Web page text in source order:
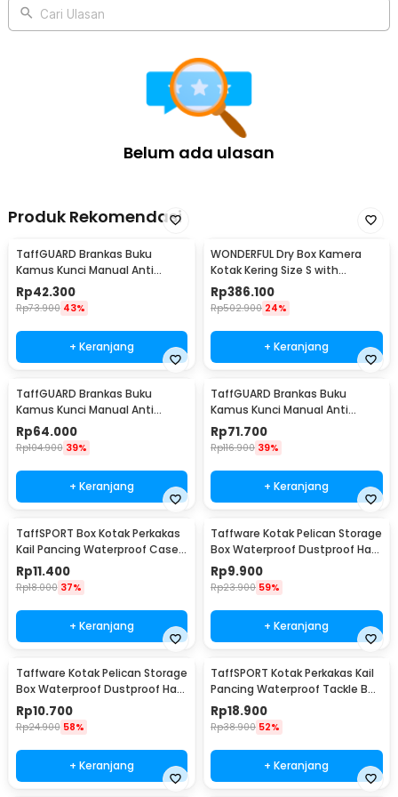
Rincian yang Anda dapatkan untuk pembelian produk ini:
Cari Ulasan
Belum ada ulasan
Produk Rekomendasi
TaffGUARD Brankas Buku
Kamus Kunci Manual Anti
Maling Hidden Safe Box Kecil -
KB-10L
Rp42.300
Rp73.900 43%
+ Keranjang
WONDERFUL Dry Box Kamera
Kotak Kering Size S with
Dehumidifier - DB-2820
Rp386.100
Rp502.900 24%
+ Keranjang
TaffGUARD Brankas Buku
Kamus Kunci Manual Anti
Maling Hidden Safe Box Sedang
- KB-10L
Rp64.000
Rp104.900 39%
+ Keranjang
TaffGUARD Brankas Buku
Kamus Kunci Manual Anti
Maling Hidden Safe Box Besar -
KB-10L
Rp71.700
Rp116.900 39%
+ Keranjang
TaffSPORT Box Kotak Perkakas
Kail Pancing Waterproof Case -
Q041
Rp11.400
Rp18.000 37%
+ Keranjang
Taffware Kotak Pelican Storage
Box Waterproof Dustproof Hard
Case ABS S - G10/J020
Rp9.900
Rp23.900 59%
+ Keranjang
Taffware Kotak Pelican Storage
Box Waterproof Dustproof Hard
Case ABS L - G10/J020
Rp10.700
Rp24.900 58%
+ Keranjang
TaffSPORT Kotak Perkakas Kail
Pancing Waterproof Tackle Box
12 Grid - MCC01
Rp18.900
Rp38.900 52%
+ Keranjang